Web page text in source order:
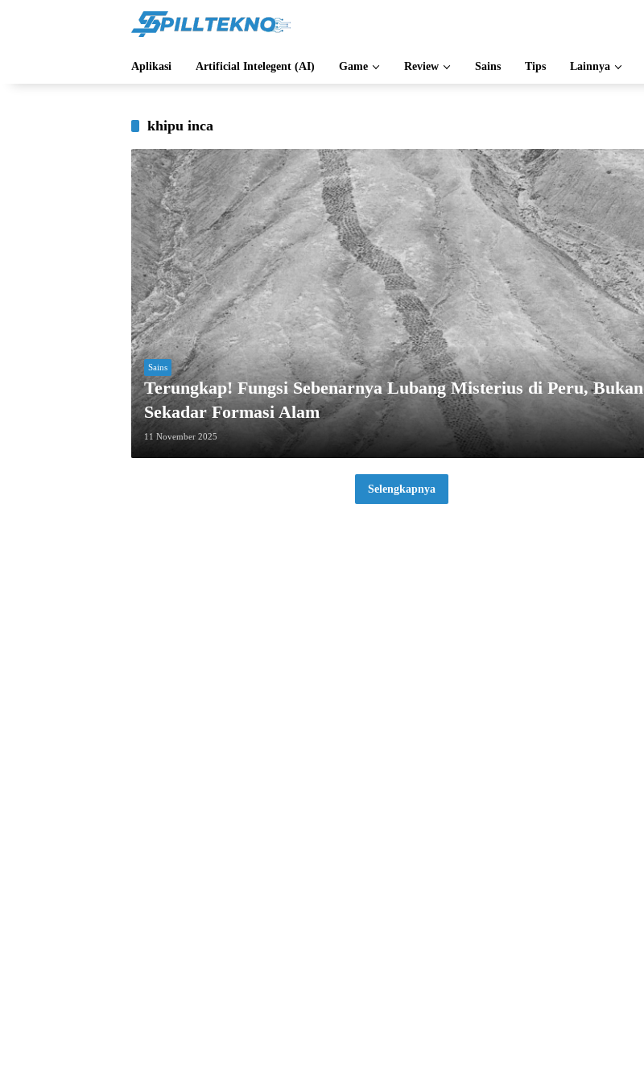
Aplikasi Artificial Intelegent (AI) Game Review Sains Tips Lainnya
khipu inca
Sains
Terungkap! Fungsi Sebenarnya Lubang Misterius di Peru, Bukan
Sekadar Formasi Alam
11 November 2025
Selengkapnya